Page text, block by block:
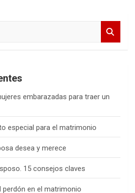
embarazadas para traer un
especial para el matrimonio
desea y merece
15 consejos claves
perdón en el matrimonio